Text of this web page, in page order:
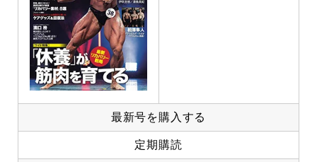
最新号を購入する
定期購読